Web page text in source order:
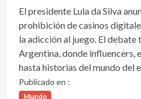
El presidente Lula da Silva
prohibición de casinos
la adicción al juego. El debate
Argentina, donde influencers,
hasta historias del mundo del
Publicado en :
Mundo